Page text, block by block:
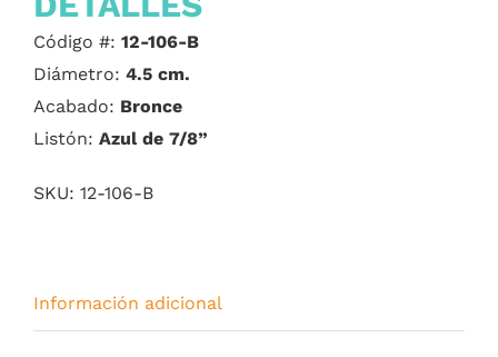
Código #: 12-106-B
Diámetro: 4.5 cm.
Acabado: Bronce
Listón: Azul de 7/8”
SKU: 12-106-B
Información adicional